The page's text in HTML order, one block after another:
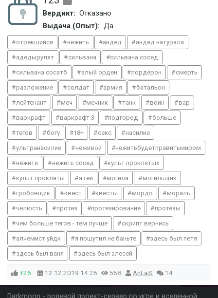
Вердикт: Отказано
Выдача (Опыт): Да
отрекшийся нежить андед андед натурала
адедырулят сильвана сильвана сосед
сильвана сосатб алый орден лордерон смерть
разложение солдат армия батальон
лейтенант меч мечник танк воин вар
варкрафт варкрафт 3 подгород больше
тегов богу 18+ секс насилие
ультранасилие неживой нежитьбудетправитьмиром
нежити нежить сосед культ проклятых
культ прокляты я гей могила могильщик
гробовщик квест квесты мордо мораль
челюсть протез протезирование протезы
чем больше тегов - тем лучше скрипт вернись
алчемист уйди я пошутил не баньте здесь был петя
здесь был ваня здесь был алесей
+26 12.12.2019 14:26 568 AnLaiS 14
Darkmoon - ролевой проект-сервер по игре и вселенной